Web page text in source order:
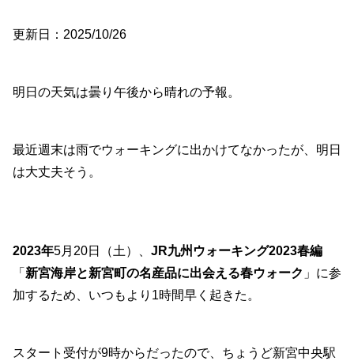
更新日：2025/10/26
明日の天気は曇り午後から晴れの予報。
最近週末は雨でウォーキングに出かけてなかったが、明日
は大丈夫そう。
2023年5月20日（土）、 JR九州ウォーキング2023春編
「 新宮海岸と新宮町の名産品に出会える春ウォーク 」に参
加するため、いつもより1時間早く起きた。
スタート受付が9時からだったので、ちょうど新宮中央駅